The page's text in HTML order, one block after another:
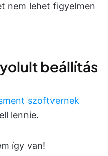
nem lehet figyelmen
beállítás
szoftvernek
lennie.
így van!